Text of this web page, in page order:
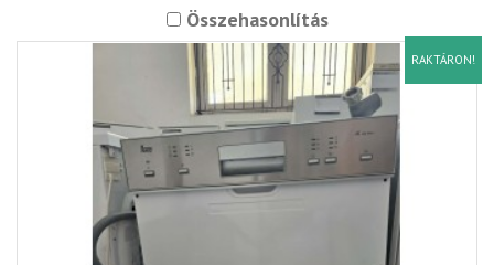
Összehasonlítás
RAKTÁRON!